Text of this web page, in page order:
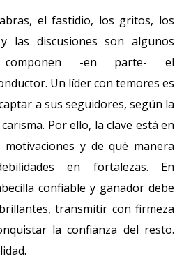
el fastidio, los gritos, los
las discusiones son algunos
componen -en parte- el
Un líder con temores es
a sus seguidores, según la
Por ello, la clave está en
y de qué manera
en fortalezas. En
confiable y ganador debe
transmitir con firmeza
la confianza del resto.